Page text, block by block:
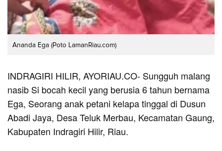
Ananda Ega (Poto LamanRiau.com)
INDRAGIRI HILIR, AYORIAU.CO- Sungguh malang
nasib Si bocah kecil yang berusia 6 tahun bernama
Ega, Seorang anak petani kelapa tinggal di Dusun
Abadi Jaya, Desa Teluk Merbau, Kecamatan Gaung,
Kabupaten Indragiri Hilir, Riau.